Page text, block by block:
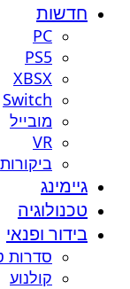
חדשות
PC
PS5
XBSX
Switch
מובייל
VR
ביקורות
גיימינג
טכנולוגיה
בידור ופנאי
סדרות
קולנוע